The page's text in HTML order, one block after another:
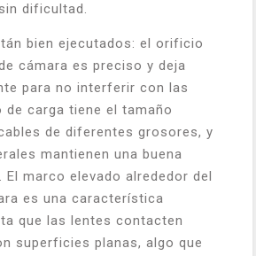
dificultad.
bien ejecutados: el orificio
cámara es preciso y deja
para no interferir con las
de carga tiene el tamaño
de diferentes grosores, y
mantienen una buena
marco elevado alrededor del
es una característica
que las lentes contacten
superficies planas, algo que